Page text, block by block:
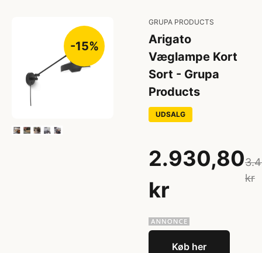
-15%
GRUPA PRODUCTS
Arigato
Væglampe Kort
Sort - Grupa
Products
UDSALG
2.930,80
kr
kr
Køb her